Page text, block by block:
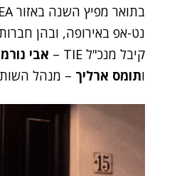
נט-אפ באירופה, ובהן
קיבל מנכ"ל TIE –
אבי
ותומס ארליך – מנהל